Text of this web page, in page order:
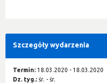
Szczegóły wydarzenia
Termin: 18.03.2020 - 18.03.2020
Dz. tyg.: śr. - śr.